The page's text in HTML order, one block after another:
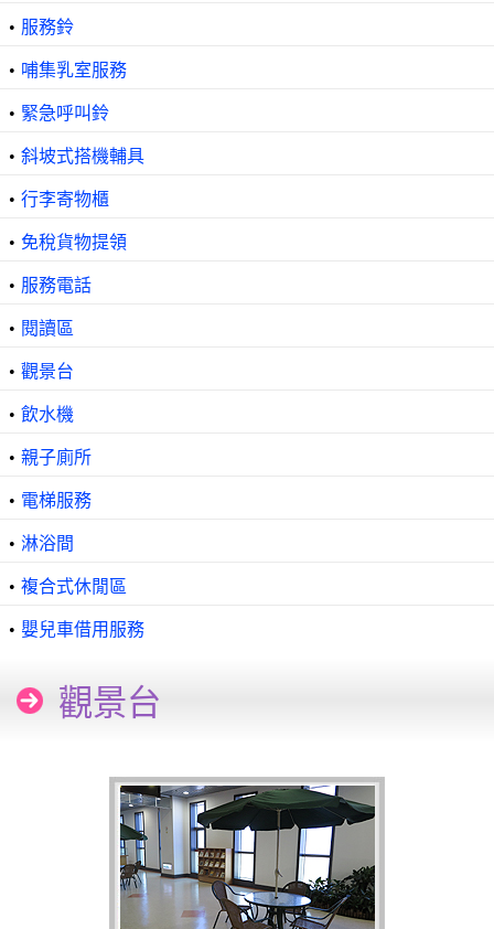
• 服務鈴
• 哺集乳室服務
• 緊急呼叫鈴
• 斜坡式搭機輔具
• 行李寄物櫃
• 免稅貨物提領
• 服務電話
• 閱讀區
• 觀景台
• 飲水機
• 親子廁所
• 電梯服務
• 淋浴間
• 複合式休閒區
• 嬰兒車借用服務
觀景台